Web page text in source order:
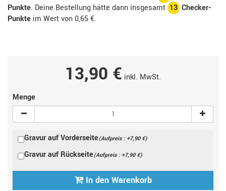
Punkte. Deine Bestellung hätte dann insgesamt 13 Checker-
Punkte im Wert von0,65 €.
13,90 € inkl. MwSt.
Menge
Gravur auf Vorderseite(Aufpreis : +7,90 €)
Gravur auf Rückseite(Aufpreis : +7,90 €)
In den Warenkorb